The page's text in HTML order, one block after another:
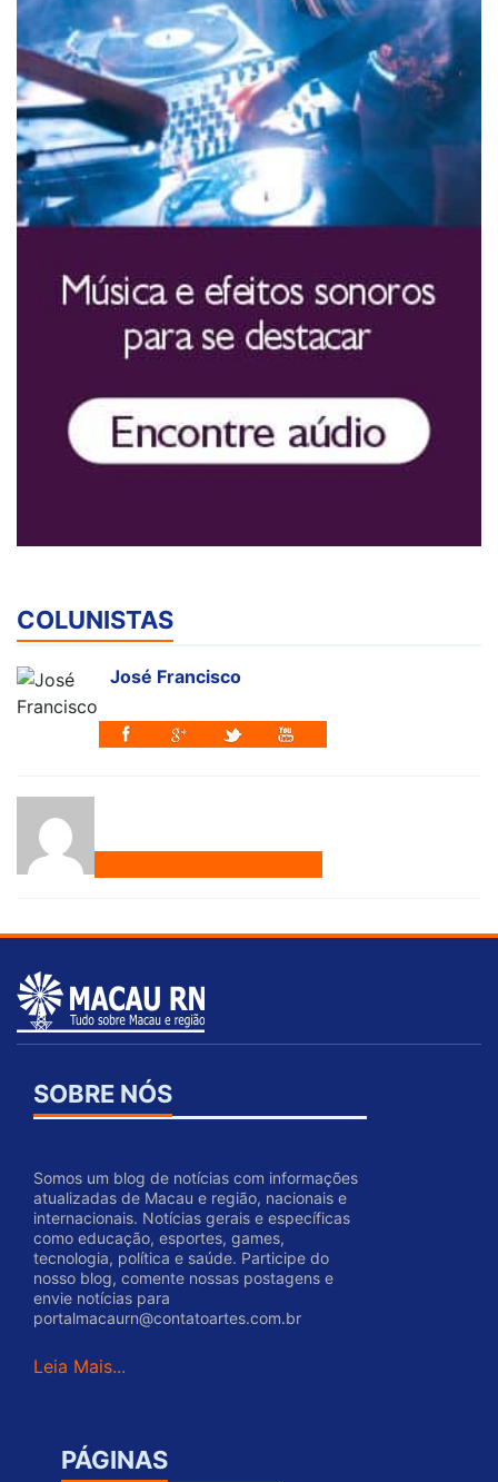
COLUNISTAS
José Francisco
SOBRE NÓS
Somos um blog de notícias com informações
atualizadas de Macau e região, nacionais e
internacionais. Notícias gerais e específicas
como educação, esportes, games,
tecnologia, política e saúde. Participe do
nosso blog, comente nossas postagens e
envie notícias para
portalmacaurn@contatoartes.com.br
Leia Mais...
PÁGINAS